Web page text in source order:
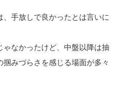
、手放しで良かったとは言いに
なかったけど、中盤以降は抽
みづらさを感じる場面が多々